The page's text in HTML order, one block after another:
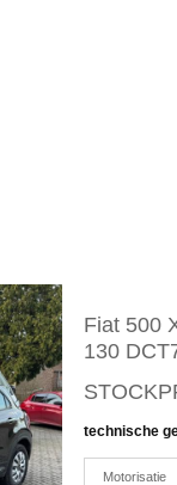
Fiat 500
130
technische
Motorisatie